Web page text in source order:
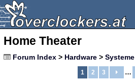
Home Theater
Forum Index > Hardware > Systeme
1 2 3 …